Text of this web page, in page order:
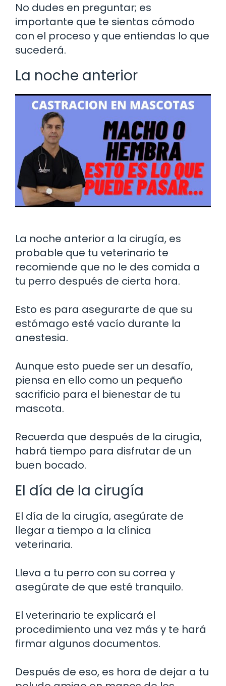
No dudes en preguntar; es
importante que te sientas cómodo
con el proceso y que entiendas lo que
sucederá.
La noche anterior
La noche anterior a la cirugía, es
probable que tu veterinario te
recomiende que no le des comida a
tu perro después de cierta hora.
Esto es para asegurarte de que su
estómago esté vacío durante la
anestesia.
Aunque esto puede ser un desafío,
piensa en ello como un pequeño
sacrificio para el bienestar de tu
mascota.
Recuerda que después de la cirugía,
habrá tiempo para disfrutar de un
buen bocado.
El día de la cirugía
El día de la cirugía, asegúrate de
llegar a tiempo a la clínica
veterinaria.
Lleva a tu perro con su correa y
asegúrate de que esté tranquilo.
El veterinario te explicará el
procedimiento una vez más y te hará
firmar algunos documentos.
Después de eso, es hora de dejar a tu